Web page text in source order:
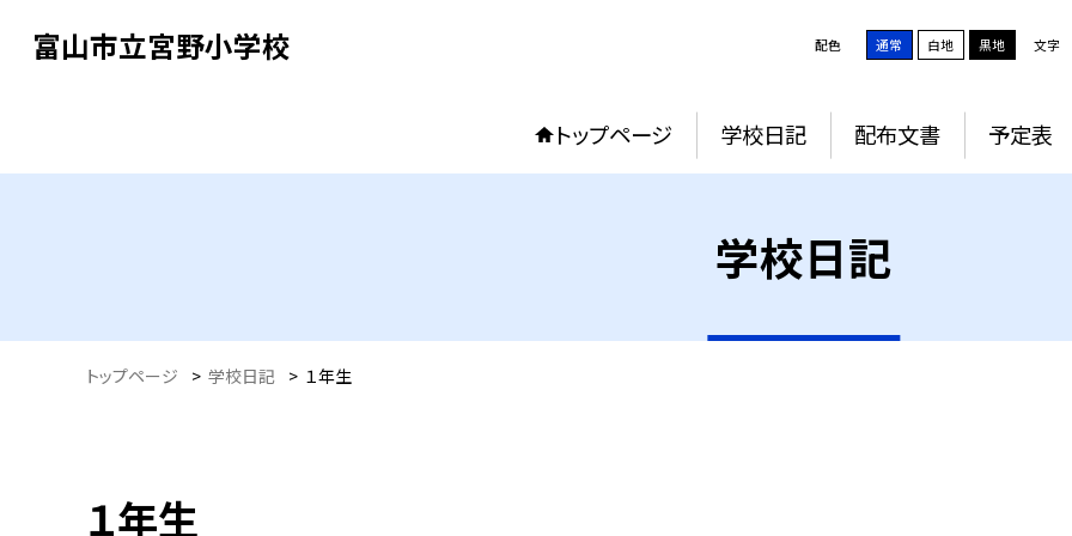
富山市立宮野小学校 配色 通常 白地 黒地 文字
トップページ 学校日記 配布文書 予定表
学校日記
トップページ > 学校日記 > １年生
１年生